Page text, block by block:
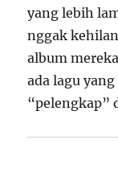
yang lebih
nggak
album
ada lagu
“pelengkap”